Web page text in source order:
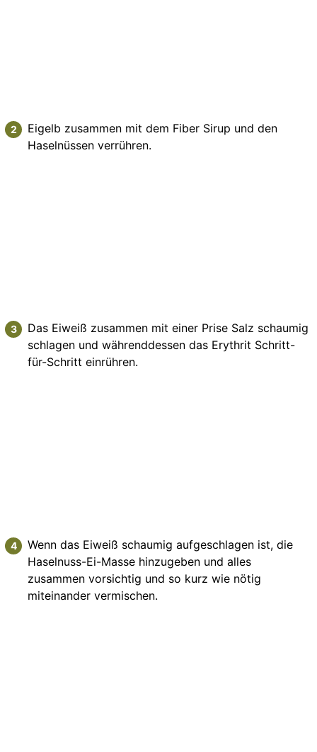
Eigelb zusammen mit dem Fiber Sirup und den
Haselnüssen verrühren.
Das Eiweiß zusammen mit einer Prise Salz schaumig
schlagen und währenddessen das Erythrit Schritt-
für-Schritt einrühren.
Wenn das Eiweiß schaumig aufgeschlagen ist, die
Haselnuss-Ei-Masse hinzugeben und alles
zusammen vorsichtig und so kurz wie nötig
miteinander vermischen.